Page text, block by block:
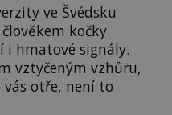
ve Švédsku
kočky
i hmatové signály.
vztyčeným vzhůru,
vás otře, není to